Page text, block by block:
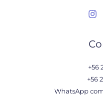
+56
+56
WhatsApp